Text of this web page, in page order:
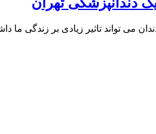
می تواند تاثیر زیادی بر زندگی ما